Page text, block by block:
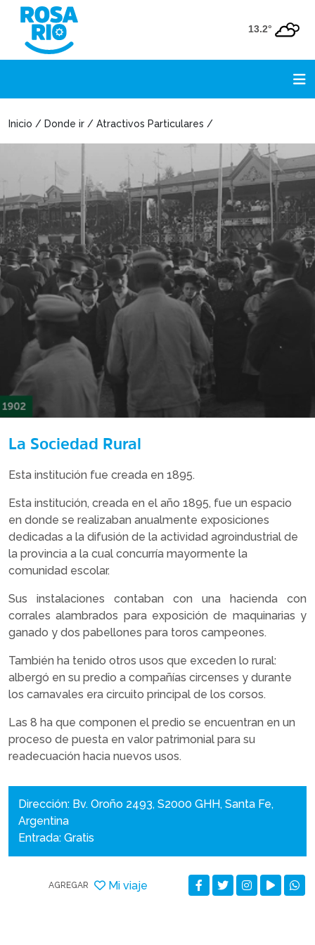
13.2°
Inicio / Donde ir / Atractivos Particulares /
La Sociedad Rural
Esta institución fue creada en 1895.
Esta institución, creada en el año 1895, fue un espacio
en donde se realizaban anualmente exposiciones
dedicadas a la difusión de la actividad agroindustrial de
la provincia a la cual concurría mayormente la
comunidad escolar.
Sus instalaciones contaban con una hacienda con
corrales alambrados para exposición de maquinarias y
ganado y dos pabellones para toros campeones.
También ha tenido otros usos que exceden lo rural:
albergó en su predio a compañías circenses y durante
los carnavales era circuito principal de los corsos.
Las 8 ha que componen el predio se encuentran en un
proceso de puesta en valor patrimonial para su
readecuación hacia nuevos usos.
Dirección: Bv. Oroño 2493, S2000 GHH, Santa Fe,
Argentina
Entrada: Gratis
AGREGAR Mi viaje